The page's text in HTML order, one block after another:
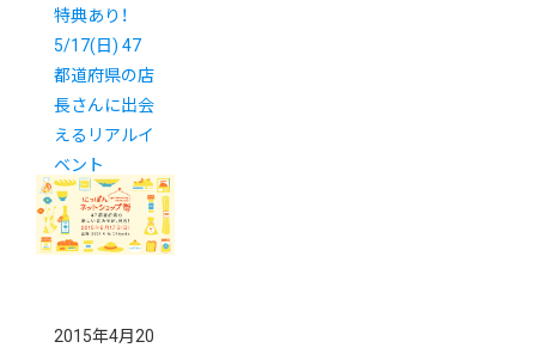
特典あり！
5/17(日) 47
都道府県の店
長さんに出会
えるリアルイ
ベント
2015年4月20